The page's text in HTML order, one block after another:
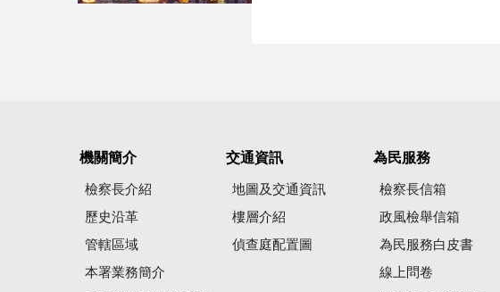
機關簡介
檢察長介紹
歷史沿革
管轄區域
本署業務簡介
交通資訊
地圖及交通資訊
樓層介紹
偵查庭配置圖
為民服務
檢察長信箱
政風檢舉信箱
為民服務白皮書
線上問卷